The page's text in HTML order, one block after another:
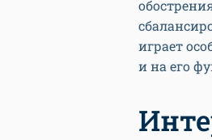
играет
и на его